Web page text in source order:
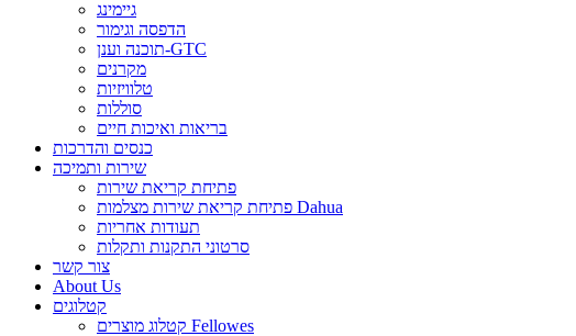
גיימינג
הדפסה וגימור
תוכנה וענן-GTC
מקרנים
טלוויזיות
סוללות
בריאות ואיכות חיים
כנסים והדרכות
שירות ותמיכה
פתיחת קריאת שירות
פתיחת קריאת שירות מצלמות Dahua
תעודות אחריות
סרטוני התקנות ותקלות
צור קשר
About Us
קטלוגים
קטלוג מוצרים Fellowes